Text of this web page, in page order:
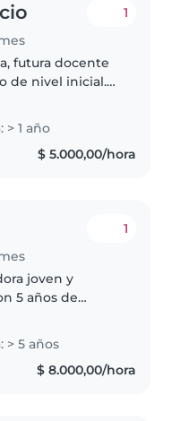
1
futura docente
de nivel inicial.
familia,
amigas. Mis
> 1 año
$ 5.000,00/hora
1
joven y
5 años de
edades, desde
adolescentes.
amigable y
> 5 años
$ 8.000,00/hora